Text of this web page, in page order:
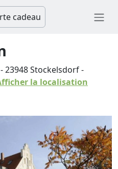
cadeau
-23948Stockelsdorf-
la localisation